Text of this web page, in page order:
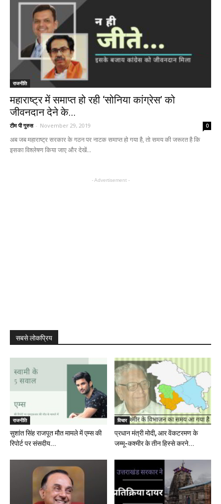
राजनीति
महाराष्ट्र में समाप्त हो रही ‘सोनिया कांग्रेस’ को
जीवनदान देने के...
टीम पी गुरुस - November 29, 2019 0
अब जब महाराष्ट्र सरकार के गठन पर नाटक समाप्त हो गया है, तो समय की जरूरत है कि
इसका विश्लेषण किया जाए और देखें...
- Advertisement -
सबसे लोकप्रिय
राजनीति
सुशांत सिंह राजपूत मौत मामले में एम्स की
रिपोर्ट पर संसदीय...
विचार
प्रधान मंत्री मोदी, आर वेंकटरमण के
जम्मू-कश्मीर के तीन हिस्से करने...